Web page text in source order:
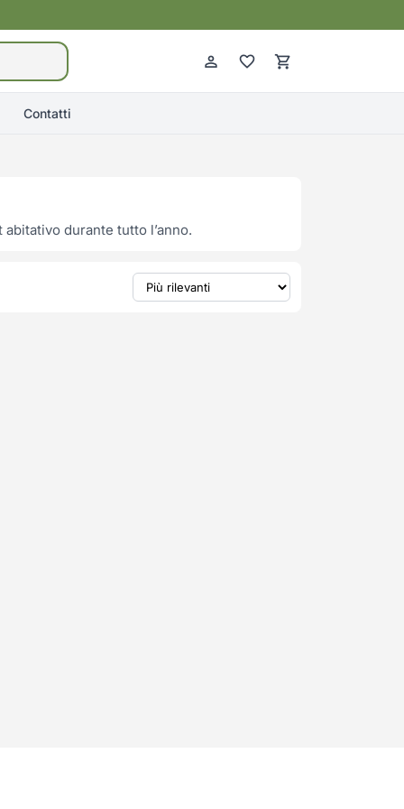
Contatti
durante tutto l’anno.